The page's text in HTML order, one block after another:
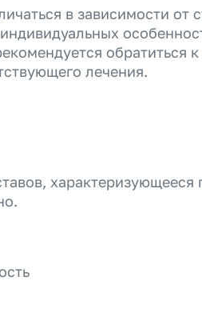
в зависимости от
обратиться к
лечения.